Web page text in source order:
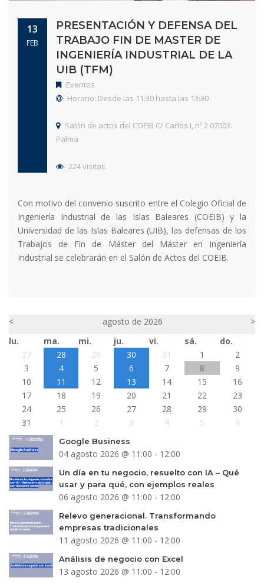
13
FEB
PRESENTACIÓN Y DEFENSA DEL
TRABAJO FIN DE MASTER DE
INGENIERÍA INDUSTRIAL DE LA
UIB (TFM)
Eventos
Horario: Desde las 11:30 hasta las 13:30
Salón de actos del COEIB C/ Carlos I, nº 2 07003.
Palma
224 visitas
Con motivo del convenio suscrito entre el Colegio Oficial de
Ingeniería Industrial de las Islas Baleares (COEIB) y la
Universidad de las Islas Baleares (UIB), las defensas de los
Trabajos de Fin de Máster del Máster en Ingeniería
Industrial se celebrarán en el Salón de Actos del COEIB.
< agosto de 2026
>
lu.
ma. mi. ju. vi. sá.
do.
27
28 29 30 31 1
2
3
4 5 6 7 8
9
10
11 12 13 14 15
16
17
18 19 20 21 22
23
24
25 26 27 28 29
30
31
1 2 3 4 5 6
Google Business
04 agosto 2026 @ 11:00 - 12:00
Un día en tu negocio, resuelto con IA – Qué
usar y para qué, con ejemplos reales
06 agosto 2026 @ 11:00 - 12:00
Relevo generacional. Transformando
empresas tradicionales
11 agosto 2026 @ 11:00 - 12:00
Análisis de negocio con Excel
13 agosto 2026 @ 11:00 - 12:00